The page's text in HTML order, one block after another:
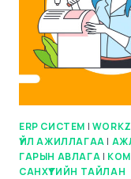
ERP СИСТЕМ |
ҮЙЛ АЖИЛЛАГАА |
ГАРЫН АВЛАГА |
САНХҮҮГИЙН ТАЙЛАН